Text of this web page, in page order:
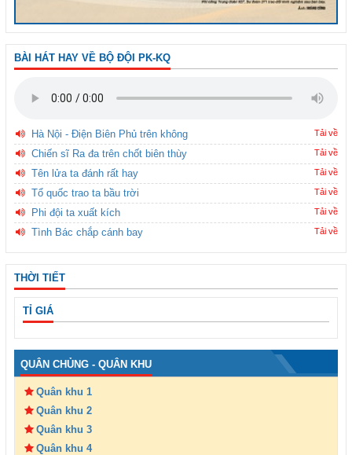
BÀI HÁT HAY VỀ BỘ ĐỘI PK-KQ
Hà Nội - Điện Biên Phủ trên không Tải về
Chiến sĩ Ra đa trên chốt biên thùy Tải về
Tên lửa ta đánh rất hay Tải về
Tổ quốc trao ta bầu trời Tải về
Phi đội ta xuất kích Tải về
Tình Bác chắp cánh bay Tải về
THỜI TIẾT
TỈ GIÁ
QUÂN CHỦNG - QUÂN KHU
Quân khu 1
Quân khu 2
Quân khu 3
Quân khu 4